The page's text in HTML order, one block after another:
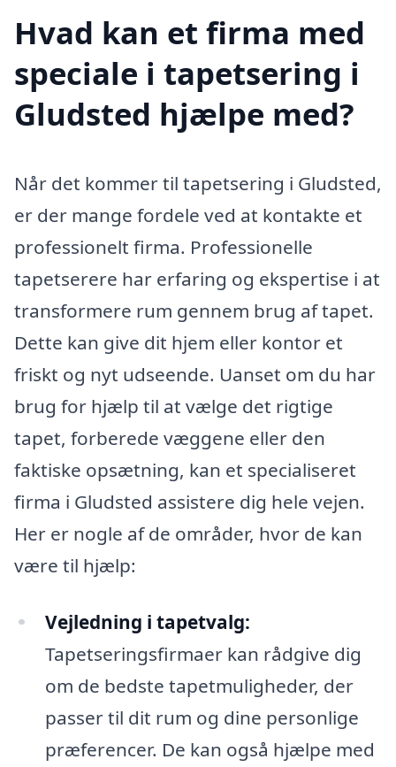
Hvad kan et firma med
speciale i tapetsering i
Gludsted hjælpe med?
Når det kommer til tapetsering i Gludsted,
er der mange fordele ved at kontakte et
professionelt firma. Professionelle
tapetserere har erfaring og ekspertise i at
transformere rum gennem brug af tapet.
Dette kan give dit hjem eller kontor et
friskt og nyt udseende. Uanset om du har
brug for hjælp til at vælge det rigtige
tapet, forberede væggene eller den
faktiske opsætning, kan et specialiseret
firma i Gludsted assistere dig hele vejen.
Her er nogle af de områder, hvor de kan
være til hjælp:
Vejledning i tapetvalg:
Tapetseringsfirmaer kan rådgive dig
om de bedste tapetmuligheder, der
passer til dit rum og dine personlige
præferencer. De kan også hjælpe med